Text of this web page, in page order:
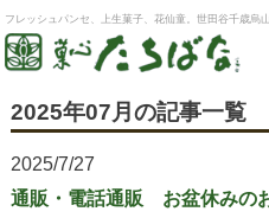
フレッシュパンセ、上生菓子、花仙童。世田谷千歳烏
2025年07月の記事一覧
2025/7/27
通販・電話通販 お盆休みの